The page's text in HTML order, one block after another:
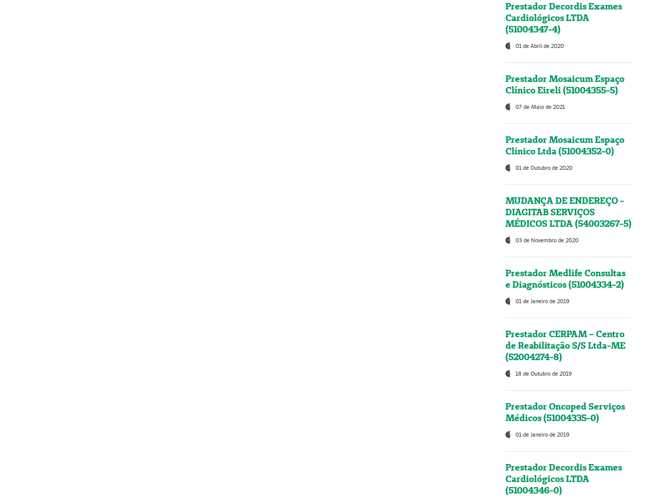
Prestador Decordis Exames
Cardiológicos LTDA
(51004347-4)
01 de Abril de 2020
Prestador Mosaicum Espaço
Clínico Eireli (51004355-5)
07 de Maio de 2021
Prestador Mosaicum Espaço
Clínico Ltda (51004352-0)
01 de Outubro de 2020
MUDANÇA DE ENDEREÇO -
DIAGITAB SERVIÇOS
MÉDICOS LTDA (54003267-5)
03 de Novembro de 2020
Prestador Medlife Consultas
e Diagnósticos (51004334-2)
01 de Janeiro de 2019
Prestador CERPAM – Centro
de Reabilitação S/S Ltda-ME
(52004274-8)
18 de Outubro de 2019
Prestador Oncoped Serviços
Médicos (51004335-0)
01 de Janeiro de 2019
Prestador Decordis Exames
Cardiológicos LTDA
(51004346-0)